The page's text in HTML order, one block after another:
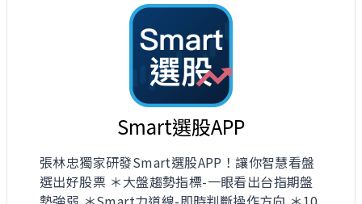
Smart選股APP
張林忠獨家研發Smart選股APP！讓你智慧看盤
選出好股票 ＊大盤趨勢指標-一眼看出台指期盤